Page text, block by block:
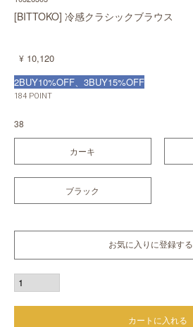
[BITTOKO] 冷感クラシックブラウス
¥ 10,120
2BUY10%OFF、3BUY15%OFF
184 POINT
38
カーキ
ブラック
お気に入りに登録する
カートに入れる